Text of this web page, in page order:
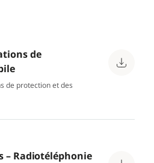
de
de protection et des
– Radiotéléphonie